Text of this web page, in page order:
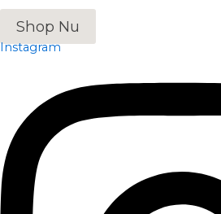
Shop Nu
Instagram